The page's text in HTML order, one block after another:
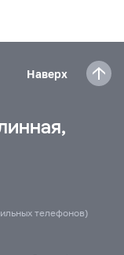
Наверх
телефонов)